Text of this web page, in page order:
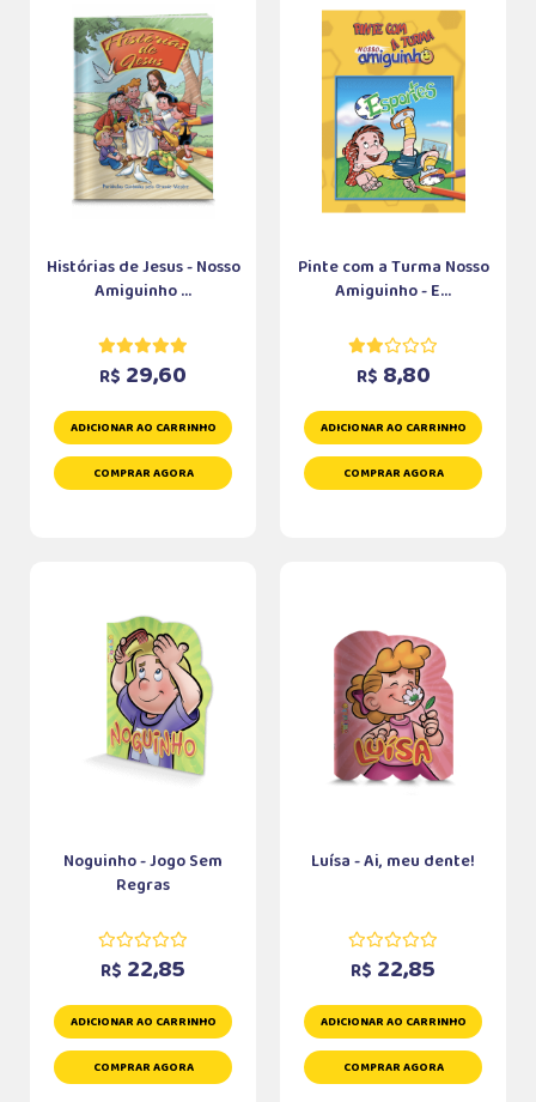
Histórias de Jesus - Nosso
Amiguinho ...
R$ 29,60
ADICIONAR AO CARRINHO
COMPRAR AGORA
Pinte com a Turma Nosso
Amiguinho - E...
R$ 8,80
ADICIONAR AO CARRINHO
COMPRAR AGORA
Noguinho - Jogo Sem
Regras
R$ 22,85
ADICIONAR AO CARRINHO
COMPRAR AGORA
Luísa - Ai, meu dente!
R$ 22,85
ADICIONAR AO CARRINHO
COMPRAR AGORA